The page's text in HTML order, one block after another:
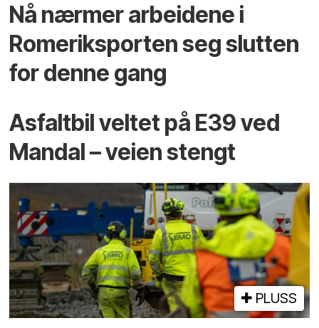
Nå nærmer arbeidene i
Romeriksporten seg slutten
for denne gang
Asfaltbil veltet på E39 ved
Mandal – veien stengt
PLUSS